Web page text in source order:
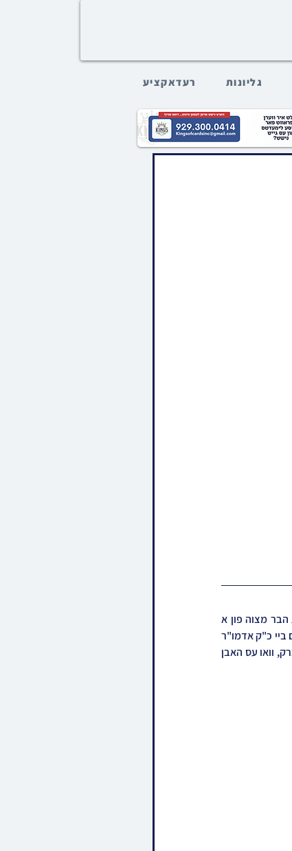
גליונות רעדאקציע